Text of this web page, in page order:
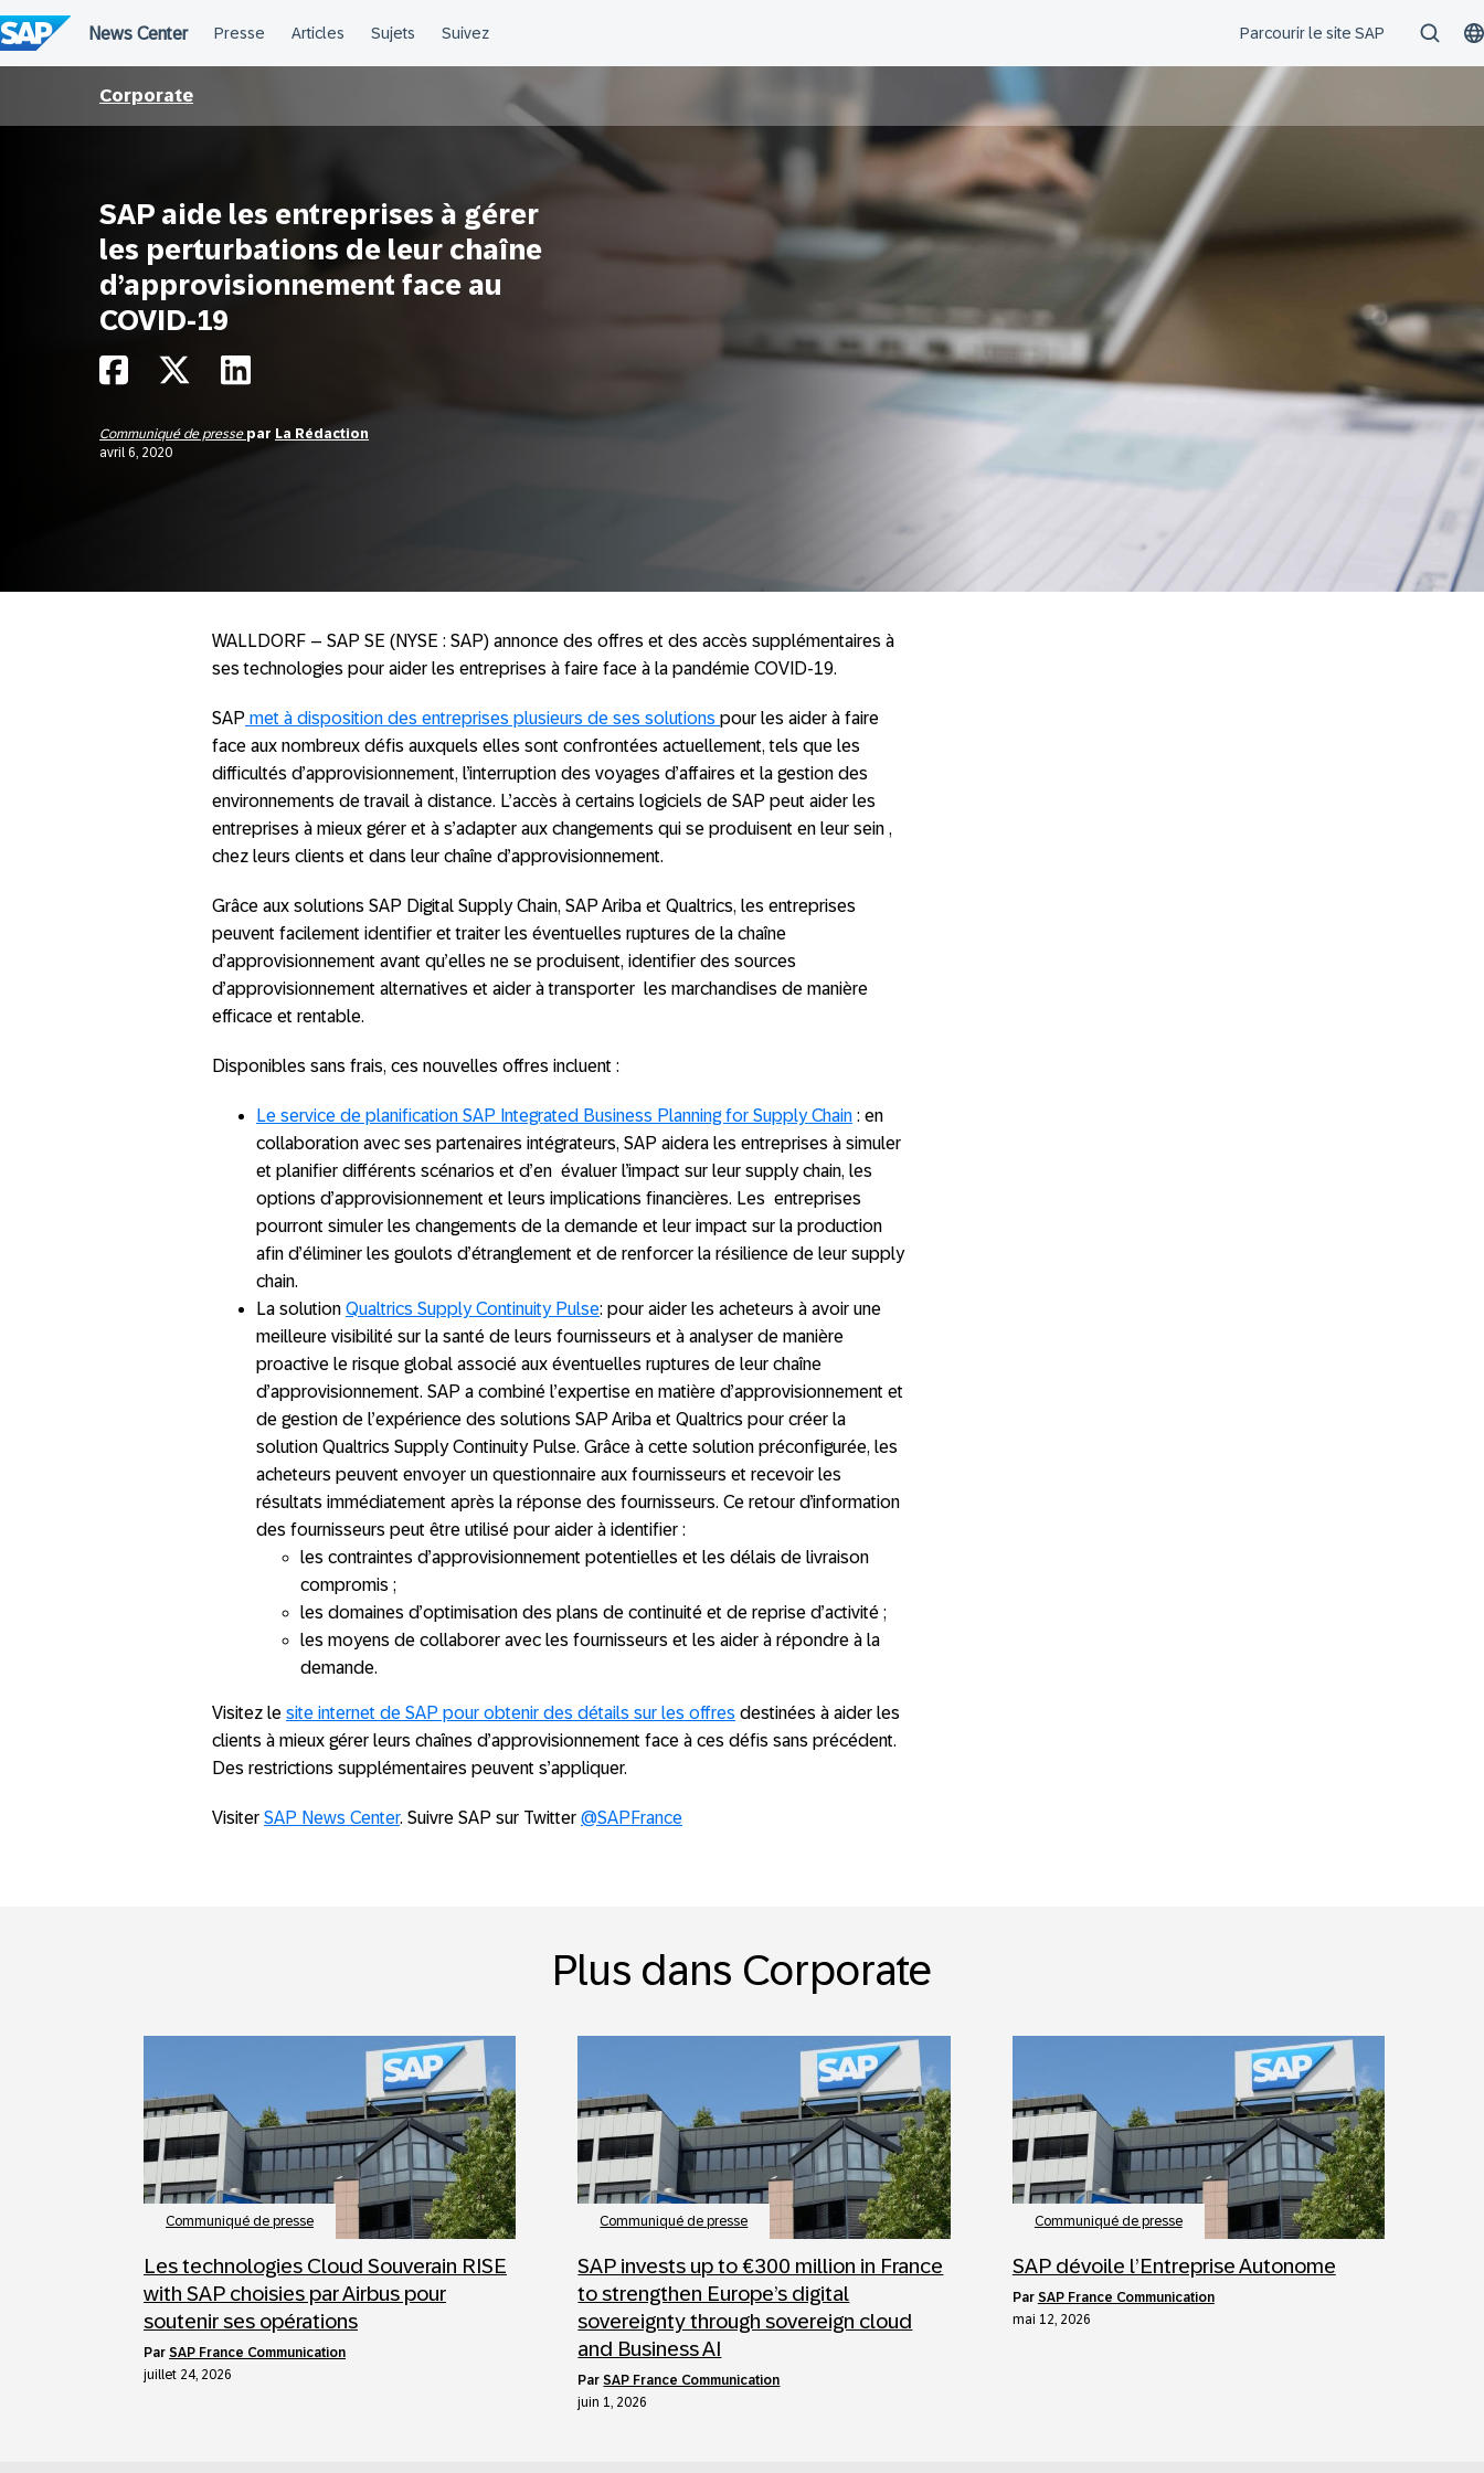
au
contenu
Corporate
SAP aide les entreprises à gérer
les perturbations de leur chaîne
d’approvisionnement face au
COVID-19
Communiqué de presse par La Rédaction
avril 6, 2020
WALLDORF – SAP SE (NYSE : SAP) annonce des offres et des accès supplémentaires à
ses technologies pour aider les entreprises à faire face à la pandémie COVID-19.
SAP met à disposition des entreprises plusieurs de ses solutions pour les aider à faire
face aux nombreux défis auxquels elles sont confrontées actuellement, tels que les
difficultés d’approvisionnement, l’interruption des voyages d’affaires et la gestion des
environnements de travail à distance. L’accès à certains logiciels de SAP peut aider les
entreprises à mieux gérer et à s’adapter aux changements qui se produisent en leur sein ,
chez leurs clients et dans leur chaîne d’approvisionnement.
Grâce aux solutions SAP Digital Supply Chain, SAP Ariba et Qualtrics, les entreprises
peuvent facilement identifier et traiter les éventuelles ruptures de la chaîne
d’approvisionnement avant qu’elles ne se produisent, identifier des sources
d’approvisionnement alternatives et aider à transporter les marchandises de manière
efficace et rentable.
Disponibles sans frais, ces nouvelles offres incluent :
Le service de planification SAP Integrated Business Planning for Supply Chain : en
collaboration avec ses partenaires intégrateurs, SAP aidera les entreprises à simuler
et planifier différents scénarios et d’en évaluer l’impact sur leur supply chain, les
options d’approvisionnement et leurs implications financières. Les entreprises
pourront simuler les changements de la demande et leur impact sur la production
afin d’éliminer les goulots d’étranglement et de renforcer la résilience de leur supply
chain.
La solution Qualtrics Supply Continuity Pulse: pour aider les acheteurs à avoir une
meilleure visibilité sur la santé de leurs fournisseurs et à analyser de manière
proactive le risque global associé aux éventuelles ruptures de leur chaîne
d’approvisionnement. SAP a combiné l’expertise en matière d’approvisionnement et
de gestion de l’expérience des solutions SAP Ariba et Qualtrics pour créer la
solution Qualtrics Supply Continuity Pulse. Grâce à cette solution préconfigurée, les
acheteurs peuvent envoyer un questionnaire aux fournisseurs et recevoir les
résultats immédiatement après la réponse des fournisseurs. Ce retour d’information
des fournisseurs peut être utilisé pour aider à identifier :
les contraintes d’approvisionnement potentielles et les délais de livraison
compromis ;
les domaines d’optimisation des plans de continuité et de reprise d’activité ;
les moyens de collaborer avec les fournisseurs et les aider à répondre à la
demande.
Visitez le site internet de SAP pour obtenir des détails sur les offres destinées à aider les
clients à mieux gérer leurs chaînes d’approvisionnement face à ces défis sans précédent.
Des restrictions supplémentaires peuvent s’appliquer.
Visiter SAP News Center. Suivre SAP sur Twitter @SAPFrance
Plus dans Corporate
Communiqué de presse
Les technologies Cloud Souverain RISE
with SAP choisies par Airbus pour
soutenir ses opérations
par SAP France Communication
juillet 24, 2026
Communiqué de presse
SAP invests up to €300 million in France
to strengthen Europe’s digital
sovereignty through sovereign cloud
and Business AI
parSAP France Communication
juin 1, 2026
Communiqué de presse
SAP dévoile l’Entreprise Autonome
par SAP France Communication
mai 12, 2026